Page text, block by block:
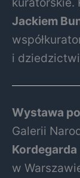
Jackiem
i
Wystawa
Galerii
Kordegarda
w